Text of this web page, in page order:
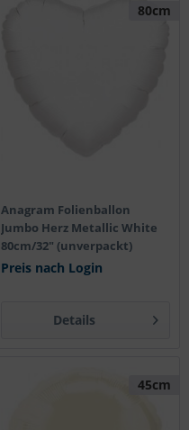
80cm
Anagram Folienballon
Jumbo Herz Metallic White
80cm/32" (unverpackt)
Preis nach Login
Details
45cm